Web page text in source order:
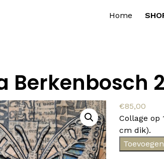
Home
Berkenbosch
€85,00
Collage op
cm dik).
Katja